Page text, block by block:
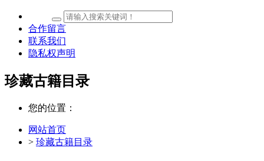
合作留言
联系我们
隐私权声明
珍藏古籍目录
您的位置：
网站首页
> 珍藏古籍目录